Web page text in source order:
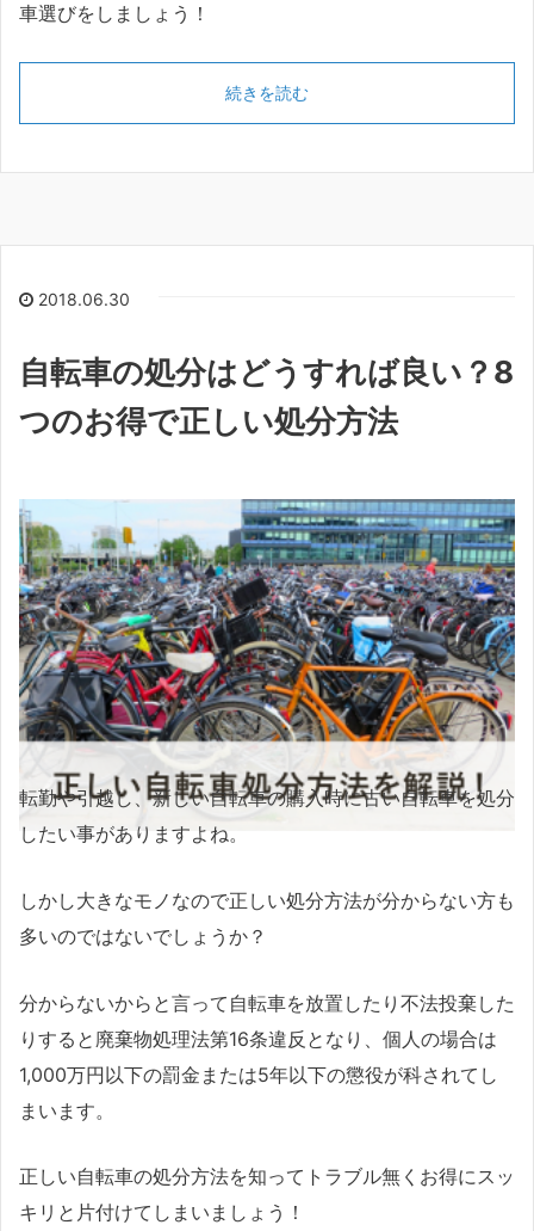
車選びをしましょう！
続きを読む
2018.06.30
自転車の処分はどうすれば良い？8
つのお得で正しい処分方法
転勤や引越し、新しい自転車の購入時に古い自転車を処分
したい事がありますよね。
しかし大きなモノなので正しい処分方法が分からない方も
多いのではないでしょうか？
分からないからと言って自転車を放置したり不法投棄した
りすると廃棄物処理法第16条違反となり、個人の場合は
1,000万円以下の罰金または5年以下の懲役が科されてし
まいます。
正しい自転車の処分方法を知ってトラブル無くお得にスッ
キリと片付けてしまいましょう！